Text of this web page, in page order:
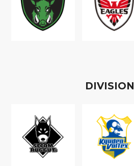
DIVISION